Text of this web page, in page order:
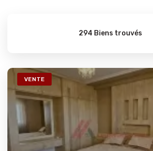
294 Biens trouvés
VENTE